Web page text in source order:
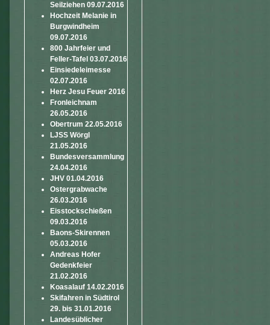
Seilziehen 09.07.2016
Hochzeit Melanie in
Burgwindheim
09.07.2016
800 Jahrfeier und
Feller-Tafel 03.07.2016
Einsiedeleimesse
02.07.2016
Herz Jesu Feuer 2016
Fronleichnam
26.05.2016
Obertrum 22.05.2016
LJSS Wörgl
21.05.2016
Bundesversammlung
24.04.2016
JHV 01.04.2016
Ostergrabwache
26.03.2016
Eisstockschießen
09.03.2016
Baons-Skirennen
05.03.2016
Andreas Hofer
Gedenkfeier
21.02.2016
Koasalauf 14.02.2016
Skifahren in Südtirol
29. bis 31.01.2016
Landesüblicher